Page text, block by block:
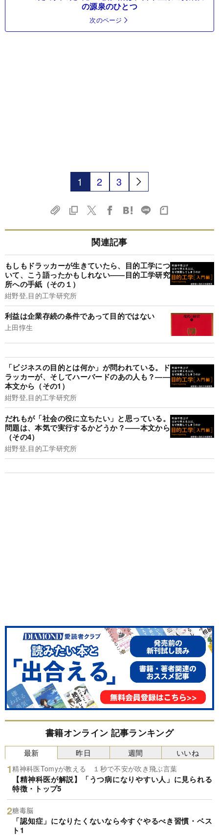
の源泉のひとつ
次のページ
1 2 3
関連記事
もしもドラッカーが生きていたら、目的工学につ
いて、こう語ったかもしれない――目的工学研究
所への手紙（その１）
紺野登,目的工学研究所
利益は企業存続の条件であって目的ではない
上田惇生
「ビジネスの目的とは何か」が問われている。ド
ラッカーが、そしてハーバードのあの人も？――
本文から（その1）
紺野登,目的工学研究所
だれもが「社会の役に立ちたい」と思っている。
問題は、本気で実行するかどうか？――本文から
（その4）
紺野登,目的工学研究所
書籍オンライン 記事ランキング
最新
精神科医Tomyが教える １秒で不安が吹き飛ぶ言葉
【精神科医が解説】「うつ病になりやすい人」に見られる
特徴・トップ5
糖毒脳
「認知症」になりたくないなら今すぐやるべき習慣・ベス
ト1
昨日 週間 いいね